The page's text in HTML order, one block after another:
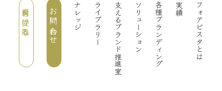
フォアビスタとは
実績
各種ブランディング
ソリューション
支えるブランド推進室
ライブラリー
ナレッジ
お問い合わせ
資料を受け取る